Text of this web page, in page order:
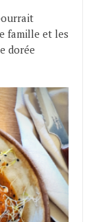
famille et les
dorée